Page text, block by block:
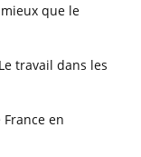
mieux que le
travail dans les
en